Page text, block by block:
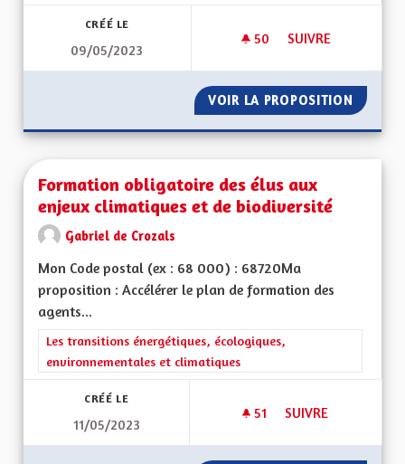
CRÉÉ LE
09/05/2023
50 50 ABONNÉS
SUIVRE
VOIR LA PROPOSITION
Formation obligatoire des élus aux
enjeux climatiques et de biodiversité
Gabriel de Crozals
Mon Code postal (ex : 68 000) : 68720Ma
proposition : Accélérer le plan de formation des
agents...
Filtrer les résultats de la catégorie : Les transitions
Les transitions énergétiques, écologiques,
environnementales et climatiques
CRÉÉ LE
11/05/2023
51 51 ABONNÉS
SUIVRE